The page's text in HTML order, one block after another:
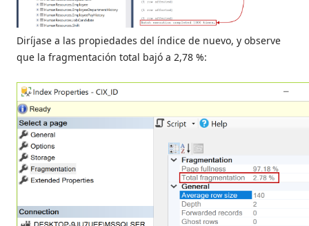
Diríjase a las propiedades del índice de nuevo, y observe
que la fragmentación total bajó a 2,78 %: